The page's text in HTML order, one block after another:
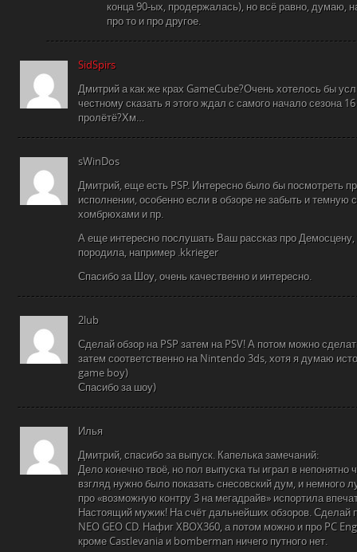
конца 90-ых, продержалась), но всё равно, думаю,
про то и про другое.
SidSpirs
Дмитрий а как же крах GameCube?Очень хотелось бы
честному сказать я этого ждал с самого начало сезона
пролётё?Хм…
sWinDos
Дмитрий, еще есть PSP. Интересно было бы посмотреть
исполнении, особенно если в обзоре не забыть и темную
хомбрюхами и пр.
А еще интересно послушать Ваш рассказ про Демосцену,
породила, например .kkrieger
Спасибо за Шоу, очень качественно и интересно.
2lub
Сделай обзор на PSP затем на PSV! А потом можно
затем соответственно на Nintendo 3ds, хотя я думаю
game boy)
Спасибо за шоу)
Илья
Дмитрий, спасибо за выпуск. Капелька замечаний:
Дело конечно твоё, но пол выпуска ты играл в непонятно
взгляд нужно было показать снесовский дум, и немного
про «возможную контру 3 на мегадрайв» испортила
Настоящий мужик! На счёт дальнейших обзоров. Сделай
NEO GEO CD. Нафиг XBOX360, а потом можно и про PC
кроме Castlevania и bomberman ничего путного нет.